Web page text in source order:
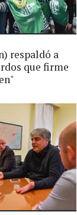
respaldó a
que firme